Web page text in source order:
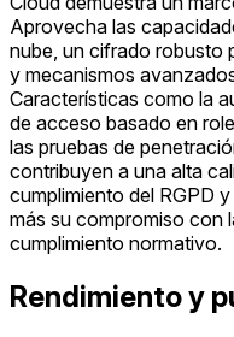
Aprovecha las
nube, un cifrado robusto
y mecanismos
Características como la
de acceso basado en
las pruebas de
contribuyen a una alta
cumplimiento del RGPD
más su compromiso con
cumplimiento normativo.
Rendimiento y